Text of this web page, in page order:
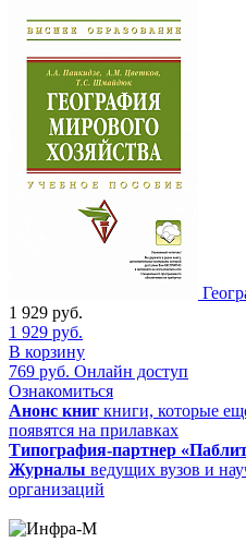
1 929 руб.
1 929 руб.
В корзину
769 руб. Онлайн доступ
Ознакомиться
Анонс книг книги, которые
появятся на прилавках
Типография-партнер
Журналы ведущих вузов и
организаций